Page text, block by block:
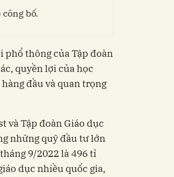
bố.
phổ thông của Tập đoàn
quyền lợi của học
đầu và quan trọng
và Tập đoàn Giáo dục
những quỹ đầu tư lớn
9/2022 là 496 tỉ
dục nhiều quốc gia,